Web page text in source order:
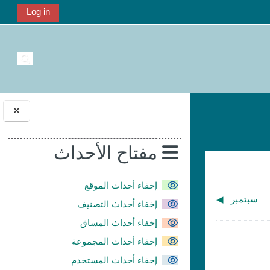
الكتلمفتاح الأحداث
إخفاء أحداث الموقع
إخفاء أحداث التصنيف
إخفاء أحداث المساق
إخفاء أحداث المجموعة
إخفاء أحداث المستخدم
Log in
تبديل
سبتمبر ◀︎
الأحد, 4 أغسطس